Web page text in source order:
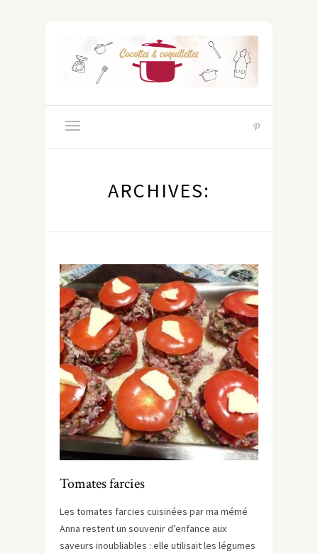
ARCHIVES:
Tomates farcies
Les tomates farcies cuisinées par ma mémé
Anna restent un souvenir d’enfance aux
saveurs inoubliables : elle utilisait les légumes